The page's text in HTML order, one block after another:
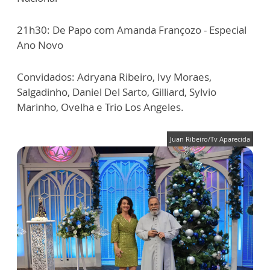
21h30: De Papo com Amanda Françozo - Especial
Ano Novo
Convidados: Adryana Ribeiro, Ivy Moraes,
Salgadinho, Daniel Del Sarto, Gilliard, Sylvio
Marinho, Ovelha e Trio Los Angeles.
Juan Ribeiro/Tv Aparecida